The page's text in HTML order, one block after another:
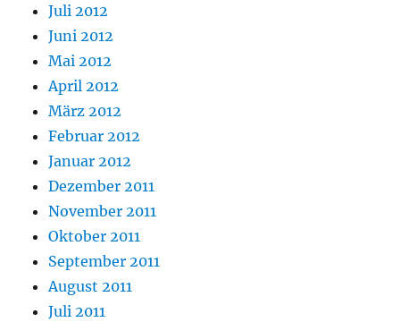
Juli 2012
Juni 2012
Mai 2012
April 2012
März 2012
Februar 2012
Januar 2012
Dezember 2011
November 2011
Oktober 2011
September 2011
August 2011
Juli 2011